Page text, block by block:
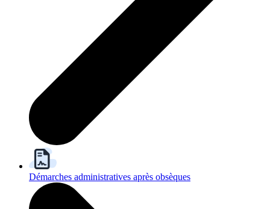
Démarches administratives après obsèques